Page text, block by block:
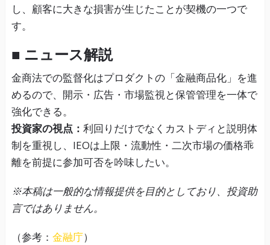
し、顧客に大きな損害が生じたことが契機の一つで
す。
■ ニュース解説
金商法での監督化はプロダクトの「金融商品化」を進
めるので、開示・広告・市場監視と保管管理を一体で
強化できる。
投資家の視点： 利回りだけでなくカストディと説明体
制を重視し、IEOは上限・流動性・二次市場の価格乖
離を前提に参加可否を吟味したい。
※本稿は一般的な情報提供を目的としており、投資助
言ではありません。
（参考： 金融庁）